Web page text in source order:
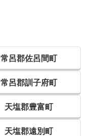
常呂郡佐呂間町
常呂郡訓子府町
天塩郡豊富町
天塩郡遠別町